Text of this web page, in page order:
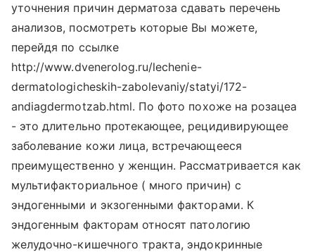
уточнения причин дерматоза сдавать перечень
анализов, посмотреть которые Вы можете,
перейдя по ссылке
http://www.dvenerolog.ru/lechenie-
dermatologicheskih-zabolevaniy/statyi/172-
andiagdermotzab.html. По фото похоже на розацеа
- это длительно протекающее, рецидивирующее
заболевание кожи лица, встречающееся
преимущественно у женщин. Рассматривается как
мультифакториальное ( много причин) с
эндогенными и экзогенными факторами. К
эндогенным факторам относят патологию
желудочно-кишечного тракта, эндокринные